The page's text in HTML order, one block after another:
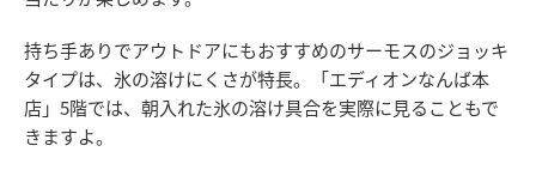
持ち手ありでアウトドアにもおすすめのサーモスのジョッキ
タイプは、氷の溶けにくさが特長。「エディオンなんば本
店」5階では、朝入れた氷の溶け具合を実際に見ることもで
きますよ。